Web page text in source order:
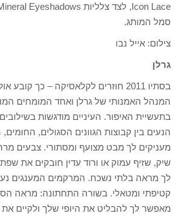
סמל המותג.
צילום: אייל נבו
גרלן
בסתיו 2011 חוזרים לקלאסיקה – כך קובע
המנהל האמנותי של גרלן ואחד המומחים
בתעשיית האיפור. העיניים מודגשות
הנעים בין קבוצות הגוונים הסגולים,
מעניקים לך מבט מצועף ומסתורי. צבעים
שיק, שזיף עמוק או ורוד עדין חובקים את
לך מראה בלתי נשכח. המרקמים המענגים
מאפשר לך להבליט את היופי שלך ולקיים